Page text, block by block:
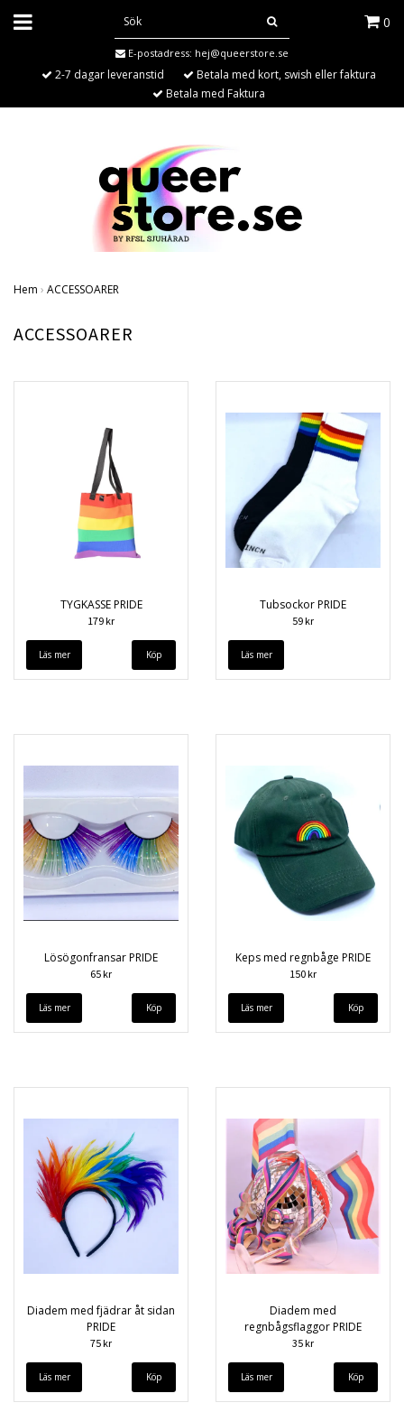
0
E-postadress: hej@queerstore.se
2-7 dagar leveranstid
Betala med kort, swish eller faktura
Betala med Faktura
Hem › ACCESSOARER
ACCESSOARER
TYGKASSE PRIDE
179 kr
Läs mer
Tubsockor PRIDE
59 kr
Läs mer
Lösögonfransar PRIDE
65 kr
Läs mer
Keps med regnbåge PRIDE
150 kr
Läs mer Köp
Diadem med fjädrar åt sidan
PRIDE
75 kr
Läs mer
Diadem med
regnbågsflaggor PRIDE
35 kr
Läs mer